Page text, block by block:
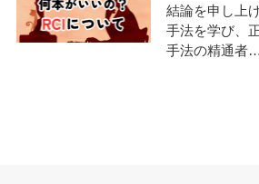
結論を申し上
手法を学び、
手法の精通者…